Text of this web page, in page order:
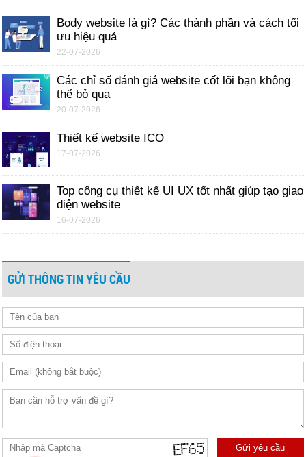
Body website là gì? Các thành phần và cách tối
ưu hiệu quả
22-07-2026
Các chỉ số đánh giá website cốt lõi bạn không
thể bỏ qua
20-07-2026
Thiết kế website ICO
17-07-2026
Top công cụ thiết kế UI UX tốt nhất giúp tạo giao
diện website
16-07-2026
GỬI THÔNG TIN YÊU CẦU
Gửi yêu cầu